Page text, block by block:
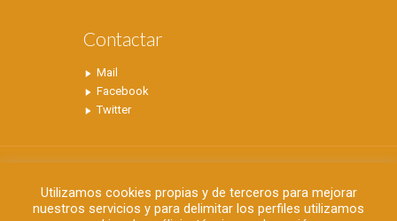
Contactar
Mail
Facebook
Twitter
Utilizamos cookies propias y de terceros para mejorar
nuestros servicios y para delimitar los perfiles utilizamos